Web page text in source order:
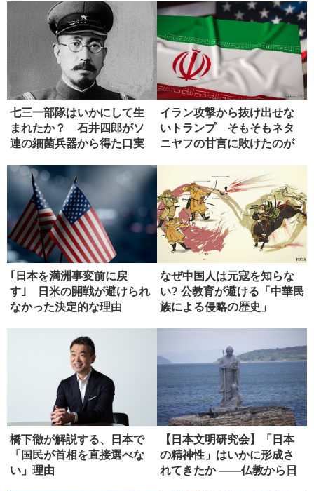
七三一部隊はいかにして生
まれたか？ 石井四郎がソ
連の細菌兵器から得た口実
イラン攻撃から抜け出せな
いトランプ そもそもネタ
ニヤフの甘言に敗けたのが
｢日本を満洲事変前に戻
す｣ 日米の開戦が避けられ
なかった決定的な理由
なぜ中国人は元寇を知らな
い? 公教育が避ける「中華民
族による侵略の歴史」
橋下徹が解説する、日本で
「国民が首相を直接選べな
い」理由
【日本文明研究会】「日本
の精神性」はいかに形成さ
れてきたか ――仏教から日